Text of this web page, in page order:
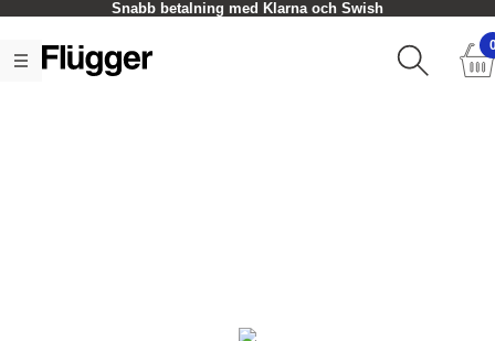
Snabb betalning med Klarna och Swish